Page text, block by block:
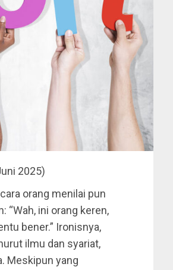
2025)
orang menilai pun
“Wah, ini orang keren,
bener.” Ironisnya,
ilmu dan syariat,
Meskipun yang